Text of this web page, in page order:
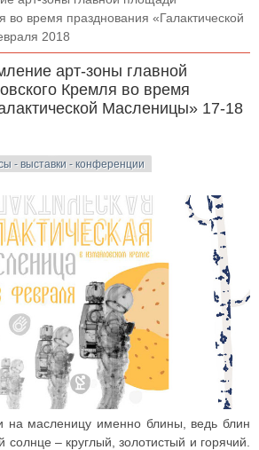
во время празднования «Галактической
2018
арт-зоны главной
Кремля во время
Масленицы» 17-18
- выставки - конференции
на масленицу именно блины, ведь блин
солнце – круглый, золотистый и горячий.